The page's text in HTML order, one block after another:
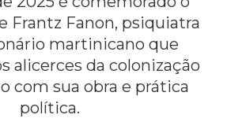
Frantz Fanon, psiquiatra
martinicano que
alicerces da colonização
com sua obra e prática
política.